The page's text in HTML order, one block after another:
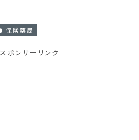
保険薬局
スポンサーリンク